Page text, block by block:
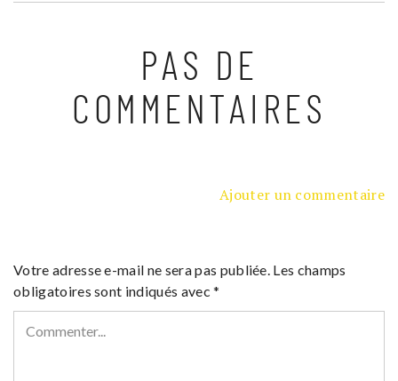
PAS DE
COMMENTAIRES
Ajouter un commentaire
Votre adresse e-mail ne sera pas publiée. Les champs
obligatoires sont indiqués avec*